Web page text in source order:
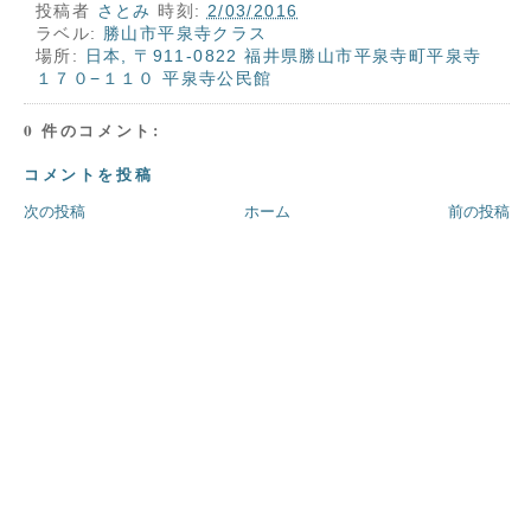
投稿者 さとみ 時刻: 2/03/2016
ラベル: 勝山市平泉寺クラス
場所:
日本, 〒911-0822 福井県勝山市平泉寺町平泉寺
１７０−１１０ 平泉寺公民館
0 件のコメント:
コメントを投稿
次の投稿 前の投稿
ホーム